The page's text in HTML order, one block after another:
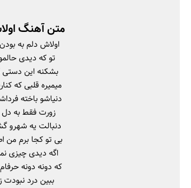
متن آهنگ
اولاش دلم به
تو که دیدی
بشکنه این
میمیره قلبی که
دنیاشو باخته
زورت فقط به دل
دنبالت یه شهرو
بی تو کجا برم من
اگه دیدی چیزی
که دونه دونه
ببین درد نبودت